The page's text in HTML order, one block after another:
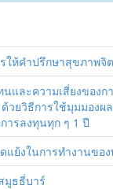
ให้คำปรึกษาสุขภาพ
และความเสี่ยงของ
ด้วยวิธีการใช้มุมมอง
ารลงทุนทุก ๆ 1 ปี
แย้งในการทำงานขอ
มูธธี่บาร์